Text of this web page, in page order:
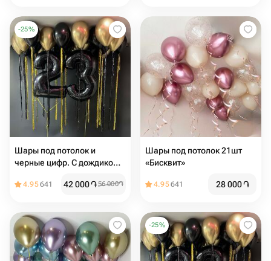
-25%
Шары под потолок и
черные цифр. С дождиком,
день рождения для мужчин
4.95641 42 000֏56 000֏
Шары под потолок 21шт
«Бисквит»
4.95641 28 000֏
-25%